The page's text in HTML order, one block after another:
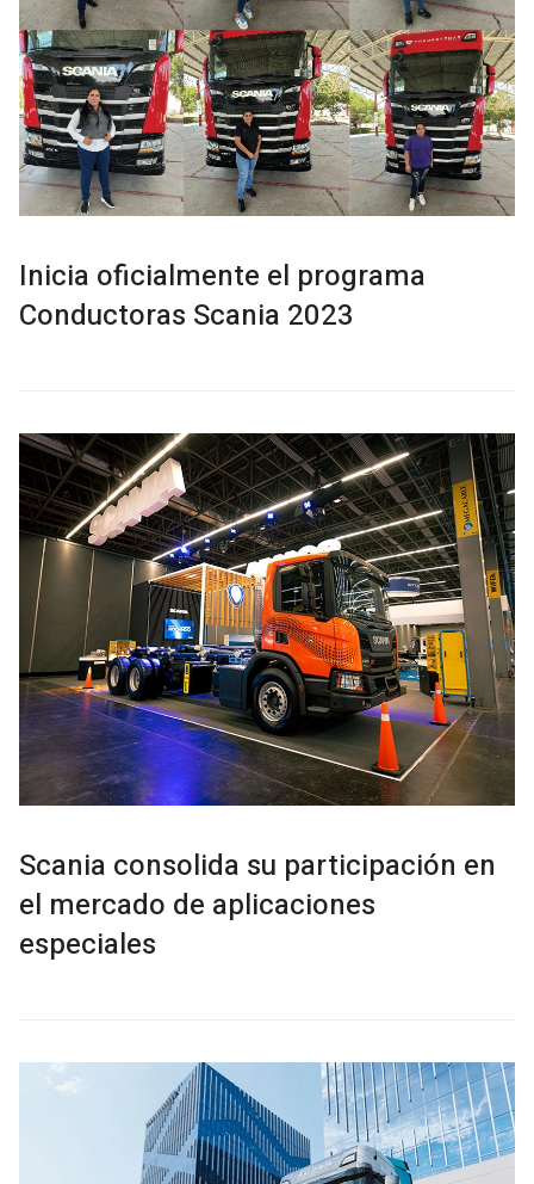
Inicia oficialmente el programa
Conductoras Scania 2023
Scania consolida su participación en
el mercado de aplicaciones
especiales